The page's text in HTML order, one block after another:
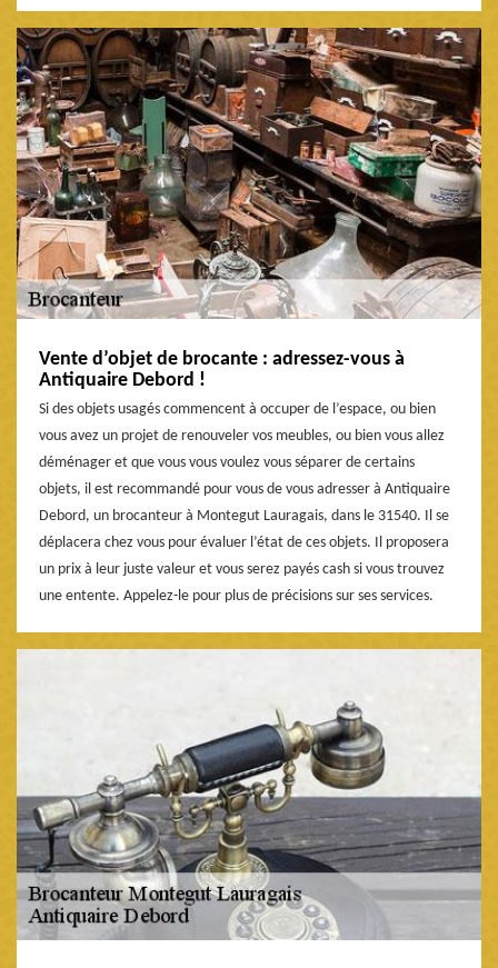
Vente d’objet de brocante : adressez-vous à
Antiquaire Debord !
Si des objets usagés commencent à occuper de l’espace, ou bien
vous avez un projet de renouveler vos meubles, ou bien vous allez
déménager et que vous vous voulez vous séparer de certains
objets, il est recommandé pour vous de vous adresser à Antiquaire
Debord, un brocanteur à Montegut Lauragais, dans le 31540. Il se
déplacera chez vous pour évaluer l’état de ces objets. Il proposera
un prix à leur juste valeur et vous serez payés cash si vous trouvez
une entente. Appelez-le pour plus de précisions sur ses services.